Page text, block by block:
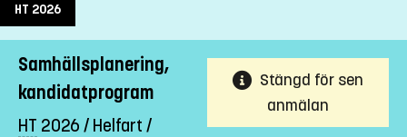
HT 2026
Samhällsplanering,
kandidatprogram
HT 2026 / Helfart /
Stängd för sen
anmälan